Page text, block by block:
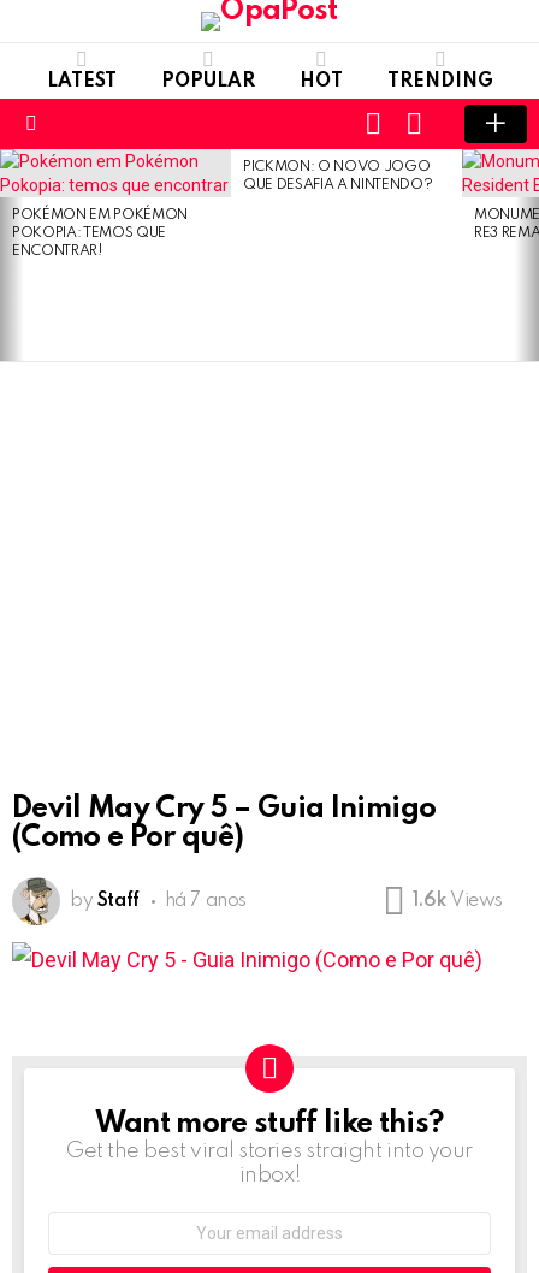
LATEST POPULAR HOT TRENDING
SWITCH
SKIN
LOGIN
LATEST
STORIES
POKÉMON EM POKÉMON
POKOPIA: TEMOS QUE
ENCONTRAR!
PICKMON: O NOVO JOGO
QUE DESAFIA A NINTENDO?
RE3
Devil May Cry 5 – Guia Inimigo
(Como e Por quê)
by Staff há 7 anos 1.6k Views
NEWSLETTER
Want more stuff like this?
Get the best viral stories straight into your
inbox!